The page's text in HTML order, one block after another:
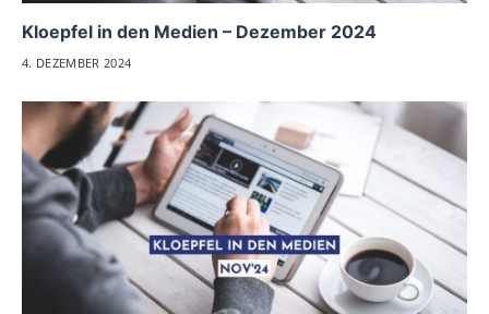
Kloepfel in den Medien – Dezember 2024
4. DEZEMBER 2024